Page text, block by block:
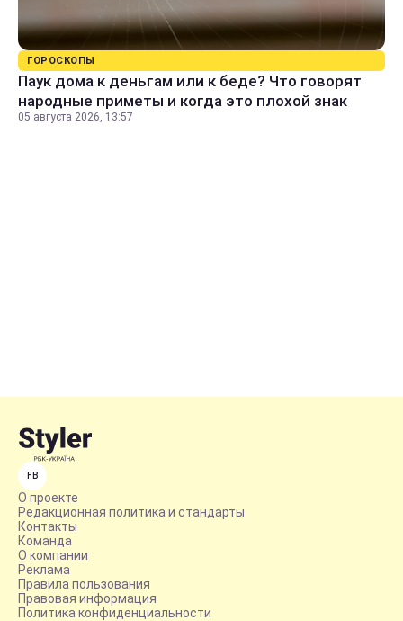
ГОРОСКОПЫ
Паук дома к деньгам или к беде? Что говорят
народные приметы и когда это плохой знак
05 августа 2026, 13:57
FB
О проекте
Редакционная политика и стандарты
Контакты
Команда
О компании
Реклама
Правила пользования
Правовая информация
Политика конфиденциальности